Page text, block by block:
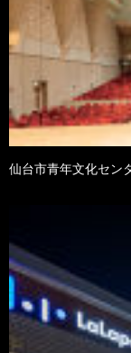
仙台市青年文化セン